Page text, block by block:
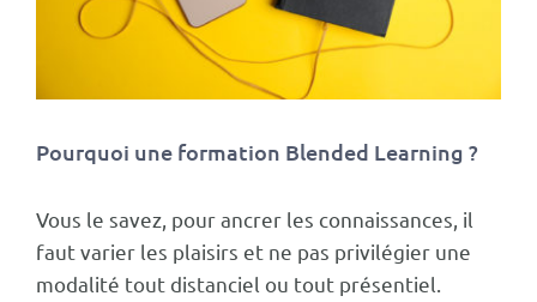
Pourquoi une formation Blended Learning ?
Vous le savez, pour ancrer les connaissances, il
faut varier les plaisirs et ne pas privilégier une
modalité tout distanciel ou tout présentiel.